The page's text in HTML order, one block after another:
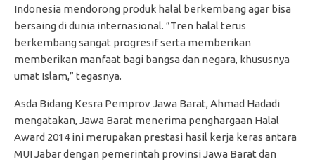
Indonesia mendorong produk halal berkembang agar bisa
bersaing di dunia internasional. ”Tren halal terus
berkembang sangat progresif serta memberikan
memberikan manfaat bagi bangsa dan negara, khususnya
umat Islam,” tegasnya.
Asda Bidang Kesra Pemprov Jawa Barat, Ahmad Hadadi
mengatakan, Jawa Barat menerima penghargaan Halal
Award 2014 ini merupakan prestasi hasil kerja keras antara
MUI Jabar dengan pemerintah provinsi Jawa Barat dan